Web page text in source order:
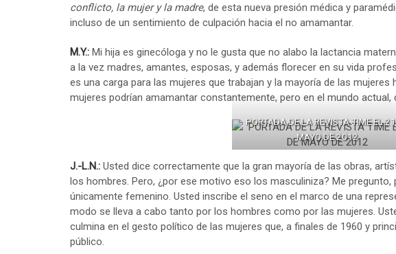
conflicto, la mujer y la madre, de esta nueva presión médica y
incluso de un sentimiento de culpación hacia el no amamantar.
M.Y.: Mi hija es ginecóloga y no le gusta que no alabo la lactancia
a la vez madres, amantes, esposas, y además florecer en su vida
es una carga para las mujeres que trabajan y la mayoría de las mujeres
mujeres podrían amamantar constantemente, pero en el mundo actual,
PORTADA DE LA REVISTA TIME EL
MAYO DE 2012
J.-L.N.: Usted dice correctamente que la gran mayoría de las obras,
los hombres. Pero, ¿por ese motivo eso los masculiniza? Me
únicamente femenino. Usted inscribe el seno en el marco de una
modo se lleva a cabo tanto por los hombres como por las mujeres.
culmina en el gesto político de las mujeres que, a finales de 1960 y
público.